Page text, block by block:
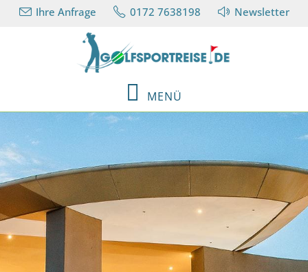
Ihre Anfrage 0172 7638198 Newsletter
MENÜ